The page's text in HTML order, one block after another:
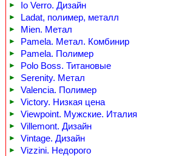
► Io Verro. Дизайн
► Ladat, полимер, металл
► Mien. Метал
► Pamela. Метал. Комбинир
► Pamela. Полимер
► Polo Boss. Титановые
► Serenity. Метал
► Valencia. Полимер
► Victory. Низкая цена
► Viewpoint. Мужские. Италия
► Villemont. Дизайн
► Vintage. Дизайн
►
Vizzini. Недорого